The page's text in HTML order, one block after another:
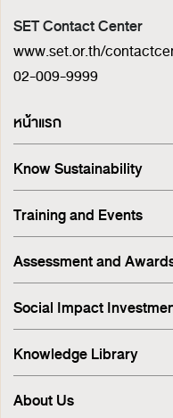
SET Contact Center
www.set.or.th/
02-009-9999
หน้าแรก
Know Sustainability
Sustainability at A
Principles and Guidelines
Corporate Governance
Sustainability
Stakeholder
ESG Risk
Sustainable Supply
Environment
Innovation
Training and Events
Training
Events
Assessment and
Corporate Governance
SET ESG Ratings
FTSE Russell ESG
ASEAN Corporate
Sustainability Index
Sustainability Awards
Social Impact
Knowledge Library
About Us